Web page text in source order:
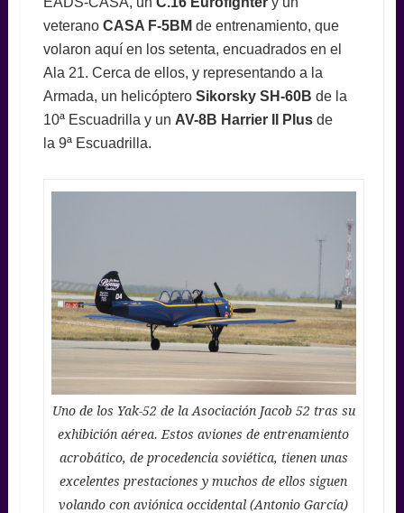
veterano CASA F-5BM de entrenamiento, que
volaron aquí en los setenta, encuadrados en el
Ala 21. Cerca de ellos, y representando a la
Armada, un helicóptero Sikorsky SH-60B de la
10ª Escuadrilla y un AV-8B Harrier II Plusde
la 9ª Escuadrilla.
Uno de los Yak-52 de la Asociación Jacob 52 tras su
exhibición aérea. Estos aviones de entrenamiento
acrobático, de procedencia soviética, tienen unas
excelentes prestaciones y muchos de ellos siguen
volando con aviónica occidental (Antonio García)